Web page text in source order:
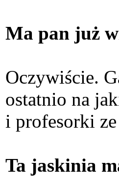
Ma pan już
Oczywiście.
ostatnio na
i profesorki
Ta jaskinia